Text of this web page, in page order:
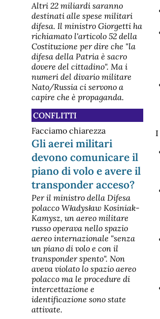
Altri 22 miliardi saranno
destinati alle spese militari
difesa. Il ministro Giorgetti ha
richiamato l'articolo 52 della
Costituzione per dire che "la
difesa della Patria è sacro
dovere del cittadino". Ma i
numeri del divario militare
Nato/Russia ci servono a
capire che è propaganda.
CONFLITTI
Facciamo chiarezza
Gli aerei militari
devono comunicare il
piano di volo e avere il
transponder acceso?
Per il ministro della Difesa
polacco Władysław Kosiniak-
Kamysz, un aereo militare
russo operava nello spazio
aereo internazionale "senza
un piano di volo e con il
transponder spento". Non
aveva violato lo spazio aereo
polacco ma le procedure di
intercettazione e
identificazione sono state
attivate.
I